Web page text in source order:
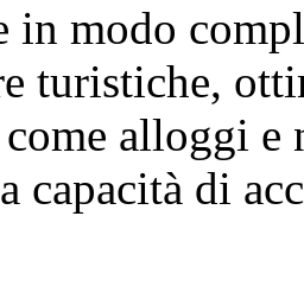
in modo
turistiche,
alloggi e
capacità di